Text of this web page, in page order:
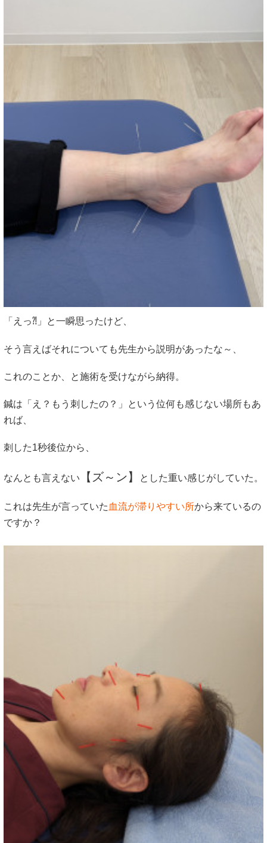
「えっ⁈」と一瞬思ったけど、
そう言えばそれについても先生から説明があったな～、
これのことか、と施術を受けながら納得。
鍼は「え？もう刺したの？」という位何も感じない場所もあ
れば、
刺した1秒後位から、
なんとも言えない 【ズ～ン】 とした重い感じがしていた。
これは先生が言っていた 血流が滞りやすい所から来ているの
ですか？